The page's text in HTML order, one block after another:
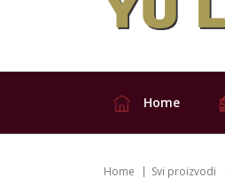
Home
Home Svi proizvodi